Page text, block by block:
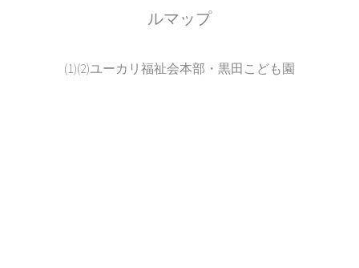
ルマップ
(1)(2)ユーカリ福祉会本部・黒田こども園